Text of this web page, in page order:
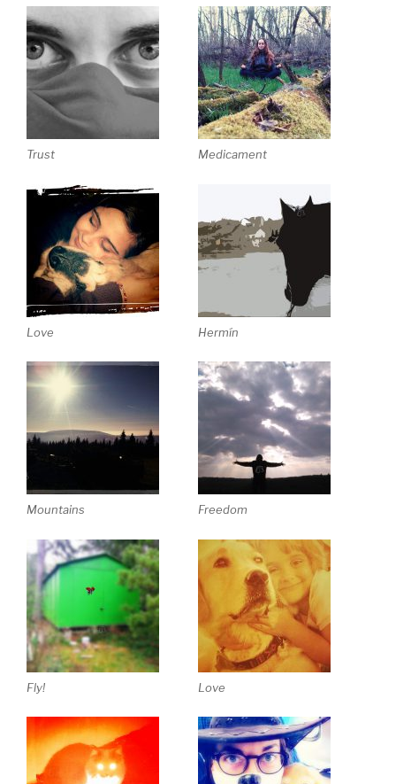
Trust Medicament
Love Hermín
Mountains Freedom
Fly! Love